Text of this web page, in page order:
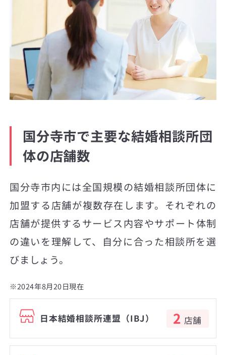
国分寺市で主要な結婚相談所団
体の店舗数
国分寺市内には全国規模の結婚相談所団体に
加盟する店舗が複数存在します。それぞれの
店舗が提供するサービス内容やサポート体制
の違いを理解して、自分に合った相談所を選
びましょう。
※2024年8月20日現在
日本結婚相談所連盟（IBJ） 2 店舗